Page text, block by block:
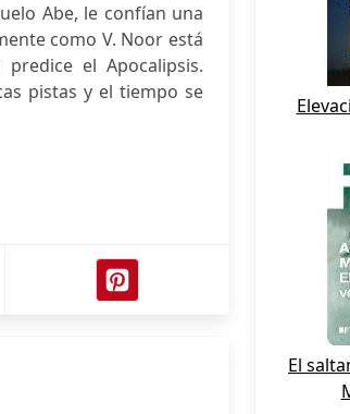
Abe, le confían una
como V. Noor está
el Apocalipsis.
pistas y el tiempo se
El